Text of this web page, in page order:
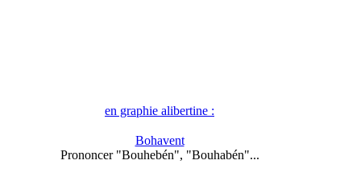
en graphie alibertine :
Bohavent
Prononcer "Bouhebén", "Bouhabén"...